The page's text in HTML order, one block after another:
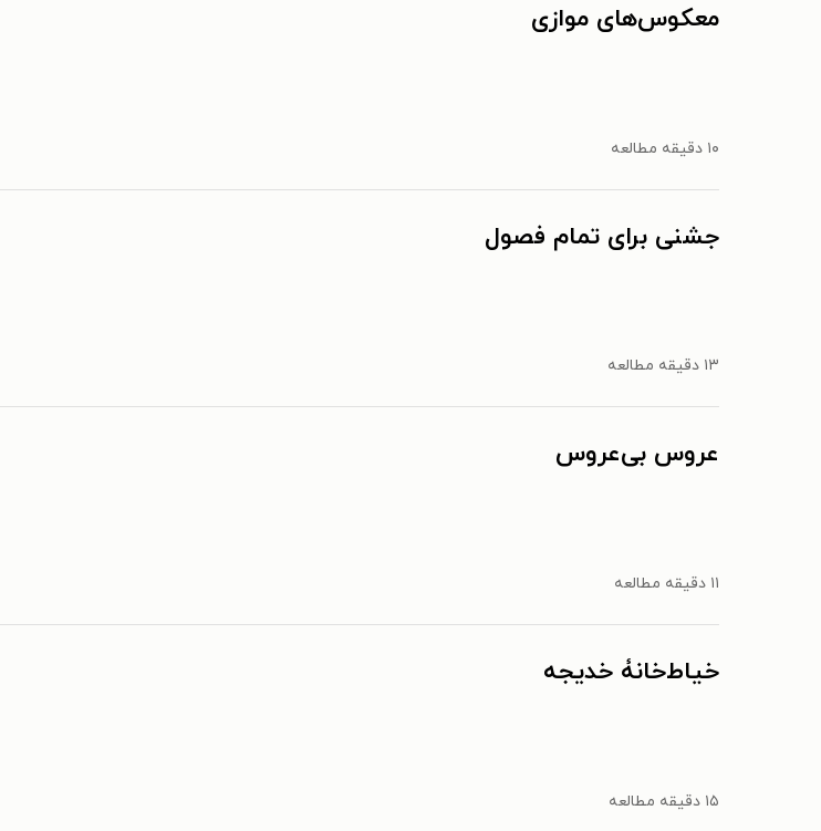
معکوس‌های موازی
۱۰ دقیقه مطالعه
جشنی برای تمام فصول
۱۳ دقیقه مطالعه
عروس بی‌عروس
۱۱ دقیقه مطالعه
خیاط‌خانۀ خدیجه
۱۵ دقیقه مطالعه